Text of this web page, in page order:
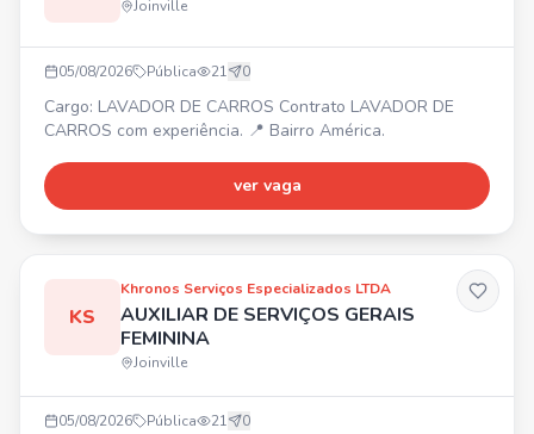
Joinville
05/08/2026 Pública 21 0
Cargo: LAVADOR DE CARROS Contrato LAVADOR DE
CARROS com experiência. 📍 Bairro América.
ver vaga
KS
Khronos Serviços Especializados LTDA
AUXILIAR DE SERVIÇOS GERAIS
FEMININA
Joinville
05/08/2026 Pública 21 0